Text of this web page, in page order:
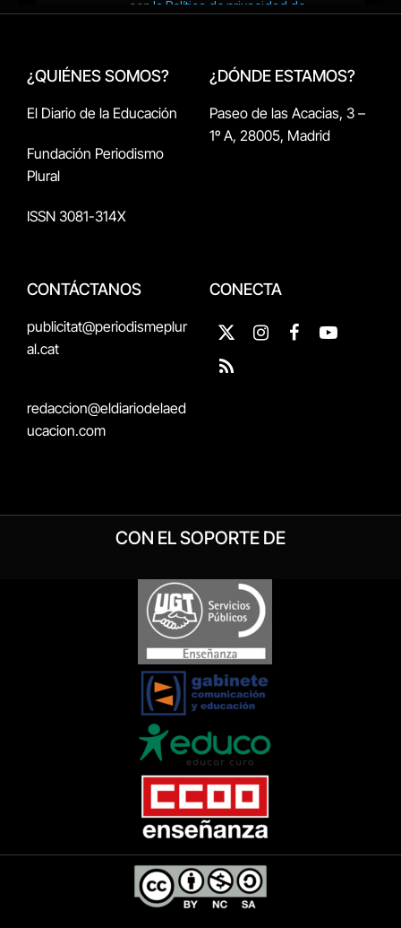
¿QUIÉNES SOMOS?
El Diario de la Educación
Fundación Periodismo
Plural
ISSN 3081-314X
¿DÓNDE ESTAMOS?
Paseo de las Acacias, 3 –
1º A, 28005, Madrid
CONTÁCTANOS
publicitat@periodismeplur
al.cat
redaccion@eldiariodelaed
ucacion.com
CONECTA
X
(Twitter)
InstagramFacebookYouTube
RSS
CON EL SOPORTE DE